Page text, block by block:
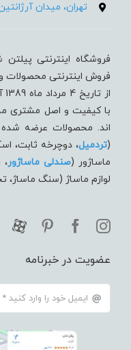
تهران، میدان آرژانتین،
فروشگاه اینترنتی
فروش اینترنتی محصولات
با کیفیت و اصل مشتری
اند. محصولات عرضه شده
(تردميل، دوچرخه ثابت،
ماساژور (صندلی ماساژور،
لوازم ماساژ (سنگ ماساژ،
عضویت در خبرنامه